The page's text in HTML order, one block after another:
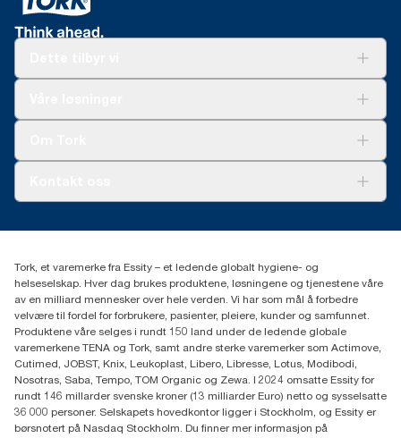
(+47) 22 70 62 00
Fredrik Selmers vei 6
0603 OSLO
Tork, et varemerke fra Essity – et ledende globalt hygiene- og
helseselskap. Hver dag brukes produktene, løsningene og tjenestene våre
av en milliard mennesker over hele verden. Vi har som mål å forbedre
velvære til fordel for forbrukere, pasienter, pleiere, kunder og samfunnet.
Produktene våre selges i rundt 150 land under de ledende globale
varemerkene TENA og Tork, samt andre sterke varemerker som Actimove,
Cutimed, JOBST, Knix, Leukoplast, Libero, Libresse, Lotus, Modibodi,
Nosotras, Saba, Tempo, TOM Organic og Zewa. I 2024 omsatte Essity for
rundt 146 millarder svenske kroner (13 milliarder Euro) netto og sysselsatte
36 000 personer. Selskapets hovedkontor ligger i Stockholm, og Essity er
børsnotert på Nasdaq Stockholm. Du finner mer informasjon på